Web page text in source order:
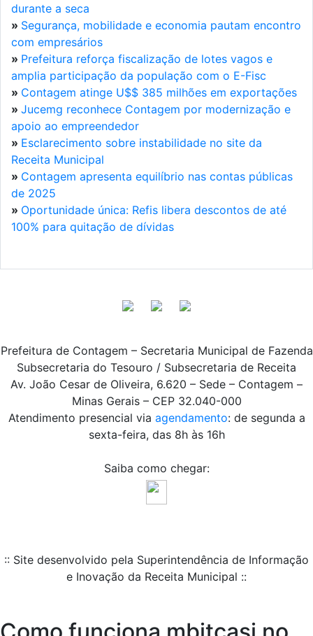
durante a seca
» Segurança, mobilidade e economia pautam encontro
com empresários
» Prefeitura reforça fiscalização de lotes vagos e
amplia participação da população com o E-Fisc
» Contagem atinge U$$ 385 milhões em exportações
» Jucemg reconhece Contagem por modernização e
apoio ao empreendedor
» Esclarecimento sobre instabilidade no site da
Receita Municipal
» Contagem apresenta equilíbrio nas contas públicas
de 2025
» Oportunidade única: Refis libera descontos de até
100% para quitação de dívidas
Prefeitura de Contagem – Secretaria Municipal de Fazenda
Subsecretaria do Tesouro / Subsecretaria de Receita
Av. João Cesar de Oliveira, 6.620 – Sede – Contagem –
Minas Gerais – CEP 32.040-000
Atendimento presencial via agendamento: de segunda a
sexta-feira, das 8h às 16h
Saiba como chegar:
:: Site desenvolvido pela Superintendência de Informação
e Inovação da Receita Municipal ::